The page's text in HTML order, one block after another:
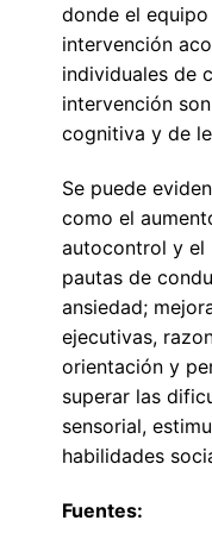
donde el
intervención
individuales de
intervención
cognitiva y de
Se puede
como el
autocontrol y el
pautas de
ansiedad;
ejecutivas,
orientación y
superar las
sensorial,
habilidades
Fuentes: